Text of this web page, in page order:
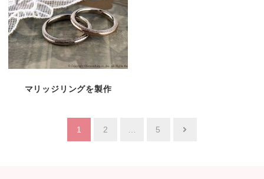
マリッジリングを製作
1 2 5